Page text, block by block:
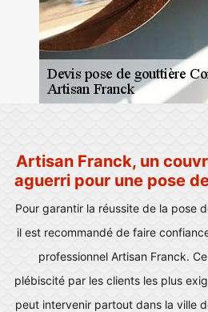
Artisan Franck, un
aguerri pour une pose
Pour garantir la réussite de la pose
il est recommandé de faire
professionnel Artisan Franck.
plébiscité par les clients les plus
peut intervenir partout dans la ville